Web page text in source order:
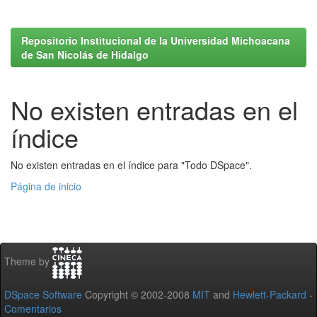
Repositorio Institucional de la Universidad Michoacana
de San Nicolás de Hidalgo
No existen entradas en el
índice
No existen entradas en el índice para "Todo DSpace".
Página de inicio
Theme by
DSpace Software Copyright © 2002-2008 MIT and Hewlett-Packard -
Comentarios